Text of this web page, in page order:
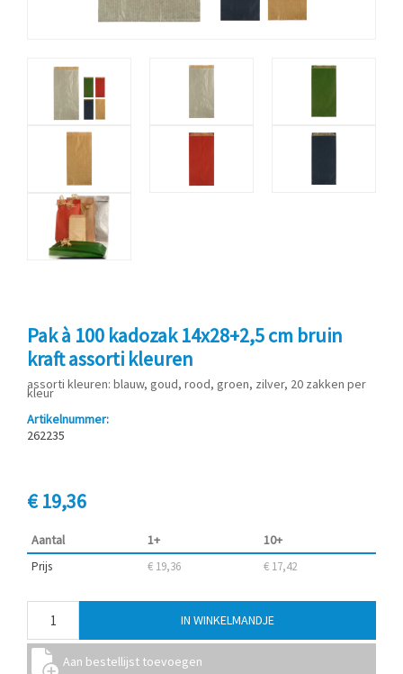
Pak à 100 kadozak 14x28+2,5 cm bruin
kraft assorti kleuren
assorti kleuren: blauw, goud, rood, groen, zilver, 20 zakken per
kleur
Artikelnummer:
262235
€ 19,36
Aantal 1+ 10+
Prijs € 19,36 € 17,42